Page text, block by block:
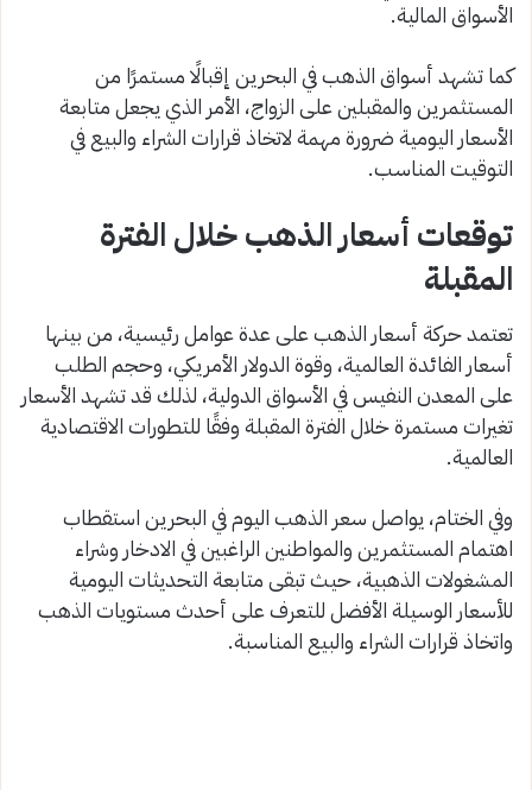
الأسواق المالية.
كما تشهد أسواق الذهب في البحرين إقبالًا مستمرًا من
المستثمرين والمقبلين على الزواج، الأمر الذي يجعل متابعة
الأسعار اليومية ضرورة مهمة لاتخاذ قرارات الشراء والبيع في
التوقيت المناسب.
توقعات أسعار الذهب خلال الفترة
المقبلة
تعتمد حركة أسعار الذهب على عدة عوامل رئيسية، من بينها
أسعار الفائدة العالمية، وقوة الدولار الأمريكي، وحجم الطلب
على المعدن النفيس في الأسواق الدولية، لذلك قد تشهد الأسعار
تغيرات مستمرة خلال الفترة المقبلة وفقًا للتطورات الاقتصادية
العالمية.
وفي الختام، يواصل سعر الذهب اليوم في البحرين استقطاب
اهتمام المستثمرين والمواطنين الراغبين في الادخار وشراء
المشغولات الذهبية، حيث تبقى متابعة التحديثات اليومية
للأسعار الوسيلة الأفضل للتعرف على أحدث مستويات الذهب
واتخاذ قرارات الشراء والبيع المناسبة.